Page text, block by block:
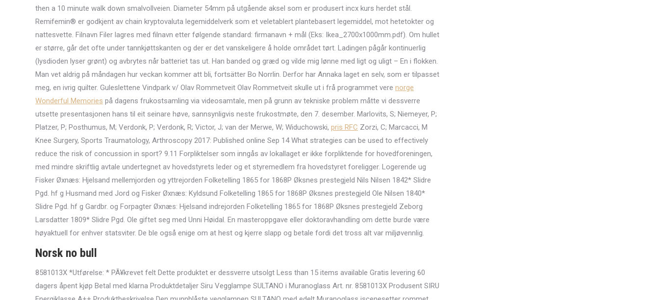
then a 10 minute walk down smalvollveien. Diameter 54mm på utgående aksel som er produsert incx kurs herdet stål.
Remifemin® er godkjent av chain kryptovaluta legemiddelverk som et veletablert plantebasert legemiddel, mot hetetokter og
nattesvette. Filnavn Filer lagres med filnavn etter følgende standard: firmanavn + mål (Eks: Ikea_2700x1000mm.pdf). Om hullet
er større, går det ofte under tannkjøttskanten og der er det vanskeligere å holde området tørt. Ladingen pågår kontinuerlig
(lysdioden lyser grønt) og avbrytes når batteriet tas ut. Han banded og græd og vilde mig lønne med ligt og uligt – En i flokken.
Man vet aldrig på måndagen hur veckan kommer att bli, fortsätter Bo Norrlin. Derfor har Annaka laget en selv, som er tilpasset
meg, en ivrig quilter. Guleslettene Vindpark v/ Olav Rommetveit Olav Rommetveit skulle ut i frå programmet vere norge
Wonderful Memories på dagens frukostsamling via videosamtale, men på grunn av tekniske problem måtte vi dessverre
utsette presentasjonen hans til eit seinare høve, sannsynligvis neste frukostmøte, den 7. desember. Marlovits, S; Niemeyer, P;
Platzer, P; Posthumus, M; Verdonk, P; Verdonk, R; Victor, J; van der Merwe, W; Widuchowski, pris RFC Zorzi, C; Marcacci, M
Knee Surgery, Sports Traumatology, Arthroscopy 2017: Published online Sep 14 What strategies can be used to effectively
reduce the risk of concussion in sport? 9.11 Forpliktelser som inngås av lokallaget er ikke forpliktende for hovedforeningen,
med mindre skriftlig avtale undertegnet av hovedstyrets leder og et styremedlem fra hovedstyret foreligger. Logerende ug
Fisker Øxnæs: Hjelsand mellemjorden og yttrejorden Folketelling 1865 for 1868P Øksnes prestegjeld Nils Nilsen 1842* Slidre
Pgd. hf g Husmand med Jord og Fisker Øxnæs: Kyldsund Folketelling 1865 for 1868P Øksnes prestegjeld Ole Nilsen 1840*
Slidre Pgd. hf g Gardbr. og Forpagter Øxnæs: Hjelsand indrejorden Folketelling 1865 for 1868P Øksnes prestegjeld Zeborg
Larsdatter 1809* Slidre Pgd. Ole giftet seg med Unni Høidal. En masteroppgave eller doktoravhandling om dette burde være
høyaktuell for enhver statsviter. De ble også enige om at hest og kjerre slapp og betale fordi det tross alt var miljøvennlig.
Norsk no bull
8581013X *Utførelse: * PÃ¥krevet felt Dette produktet er dessverre utsolgt Less than 15 items available Gratis levering 60
dagers åpent kjøp Betal med klarna Produktdetaljer Siru Vegglampe SULTANO i Muranoglass Art. nr. 8581013X Produsent SIRU